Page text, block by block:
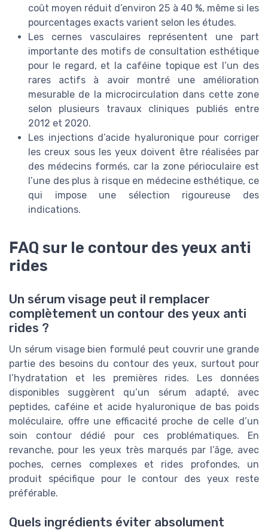
coût moyen réduit d’environ 25 à 40 %, même si les
pourcentages exacts varient selon les études.
Les cernes vasculaires représentent une part
importante des motifs de consultation esthétique
pour le regard, et la caféine topique est l’un des
rares actifs à avoir montré une amélioration
mesurable de la microcirculation dans cette zone
selon plusieurs travaux cliniques publiés entre
2012 et 2020.
Les injections d’acide hyaluronique pour corriger
les creux sous les yeux doivent être réalisées par
des médecins formés, car la zone périoculaire est
l’une des plus à risque en médecine esthétique, ce
qui impose une sélection rigoureuse des
indications.
FAQ sur le contour des yeux anti
rides
Un sérum visage peut il remplacer
complètement un contour des yeux anti
rides ?
Un sérum visage bien formulé peut couvrir une grande
partie des besoins du contour des yeux, surtout pour
l’hydratation et les premières rides. Les données
disponibles suggèrent qu’un sérum adapté, avec
peptides, caféine et acide hyaluronique de bas poids
moléculaire, offre une efficacité proche de celle d’un
soin contour dédié pour ces problématiques. En
revanche, pour les yeux très marqués par l’âge, avec
poches, cernes complexes et rides profondes, un
produit spécifique pour le contour des yeux reste
préférable.
Quels ingrédients éviter absolument